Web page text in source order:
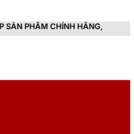
HÃNG, MỚI 100%, ĐẦY ĐỦ